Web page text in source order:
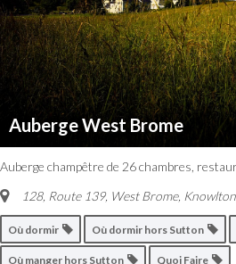
Auberge West Brome
Auberge champêtre de 26 chambres,
128, Route 139, West Brome,
Où dormir Où dormir hors Sutton
Où manger hors Sutton Quoi Faire